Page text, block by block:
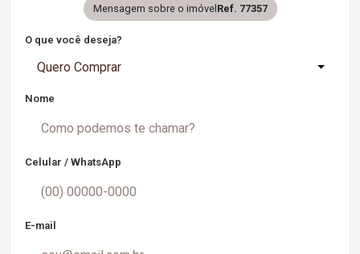
Mensagem sobre o imóvel Ref. 77357
O que você deseja?
Quero Comprar
Nome
Celular / WhatsApp
E-mail